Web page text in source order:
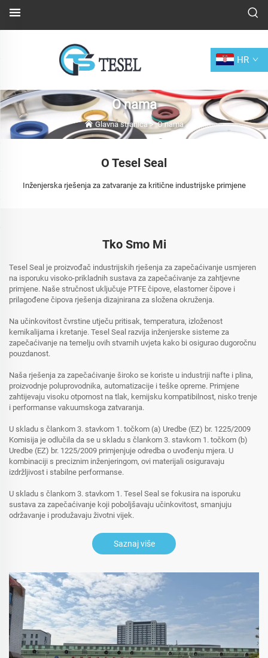
HR
O nama
Glavna stranica>O nama
O Tesel Seal
Inženjerska rješenja za zatvaranje za kritične industrijske primjene
Tko Smo Mi
Tesel Seal je proizvođač industrijskih rješenja za zapečaćivanje usmjeren
na isporuku visoko-prikladnih sustava za zapečaćivanje za zahtjevne
primjene. Naše stručnost uključuje PTFE čipove, elastomer čipove i
prilagođene čipova rješenja dizajnirana za složena okruženja.
Na učinkovitost čvrstine utječu pritisak, temperatura, izloženost
kemikalijama i kretanje. Tesel Seal razvija inženjerske sisteme za
zapečaćivanje na temelju ovih stvarnih uvjeta kako bi osigurao dugoročnu
pouzdanost.
Naša rješenja za zapečaćivanje široko se koriste u industriji nafte i plina,
proizvodnje poluprovodnika, automatizacije i teške opreme. Primjene
zahtijevaju visoku otpornost na tlak, kemijsku kompatibilnost, nisko trenje
i performanse vakuumskoga zatvaranja.
U skladu s člankom 3. stavkom 1. točkom (a) Uredbe (EZ) br. 1225/2009
Komisija je odlučila da se u skladu s člankom 3. stavkom 1. točkom (b)
Uredbe (EZ) br. 1225/2009 primjenjuje odredba o uvođenju mjera. U
kombinaciji s preciznim inženjeringom, ovi materijali osiguravaju
izdržljivost i stabilne performanse.
U skladu s člankom 3. stavkom 1. Tesel Seal se fokusira na isporuku
sustava za zapečaćivanje koji poboljšavaju učinkovitost, smanjuju
održavanje i produžavaju životni vijek.
Saznaj više